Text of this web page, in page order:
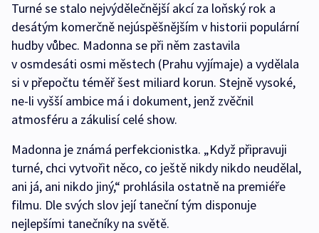
Turné se stalo nejvýdělečnější akcí za loňský rok a
desátým komerčně nejúspěšnějším v historii populární
hudby vůbec. Madonna se při něm zastavila
v osmdesáti osmi městech (Prahu vyjímaje) a vydělala
si v přepočtu téměř šest miliard korun. Stejně vysoké,
ne-li vyšší ambice má i dokument, jenž zvěčnil
atmosféru a zákulisí celé show.
Madonna je známá perfekcionistka. „Když připravuji
turné, chci vytvořit něco, co ještě nikdy nikdo neudělal,
ani já, ani nikdo jiný,“ prohlásila ostatně na premiéře
filmu. Dle svých slov její taneční tým disponuje
nejlepšími tanečníky na světě.